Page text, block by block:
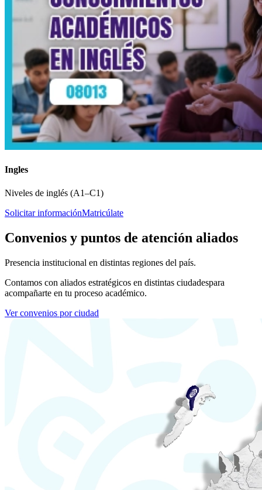
Ingles
Niveles de inglés (A1–C1)
Solicitar informaciónMatricúlate
Convenios y puntos de atención aliados
Presencia institucional en distintas regiones del país.
Contamos con aliados estratégicos en distintas ciudadespara
acompañarte en tu proceso académico.
Ver convenios por ciudad